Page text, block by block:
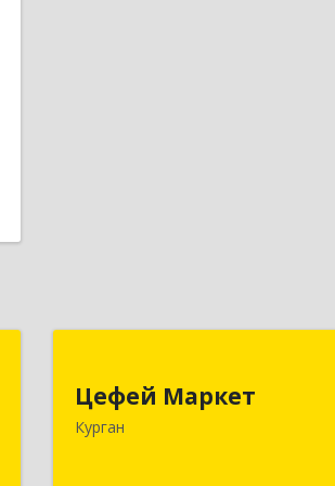
Цефей Маркет
Курган
640002, Курганская обл,